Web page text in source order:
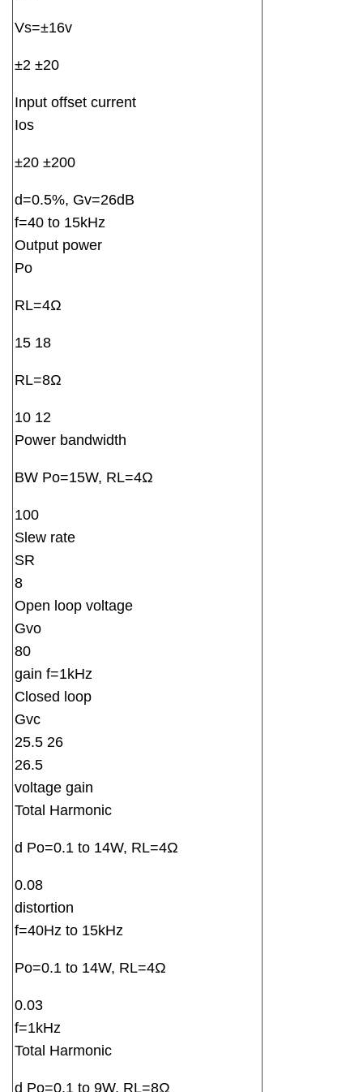
Vs=±16v
±2 ±20
Input offset current
Ios
±20 ±200
d=0.5%, Gv=26dB
f=40 to 15kHz
Output power
Po
RL=4Ω
15 18
RL=8Ω
10 12
Power bandwidth
BW Po=15W, RL=4Ω
100
Slew rate
SR
8
Open loop voltage
Gvo
80
gain f=1kHz
Closed loop
Gvc
25.5 26
26.5
voltage gain
Total Harmonic
d Po=0.1 to 14W, RL=4Ω
0.08
distortion
f=40Hz to 15kHz
Po=0.1 to 14W, RL=4Ω
0.03
f=1kHz
Total Harmonic
d Po=0.1 to 9W, RL=8Ω